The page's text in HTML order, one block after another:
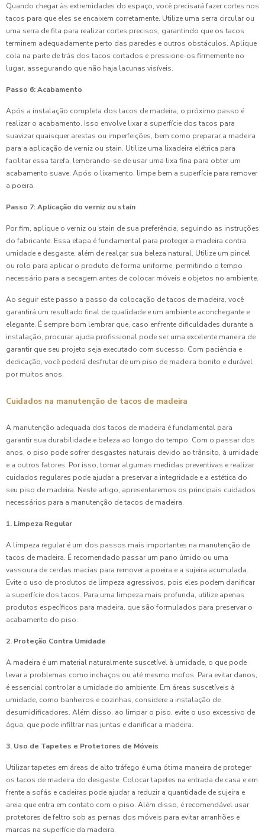
Quando chegar às extremidades do espaço, você precisará fazer cortes nos
tacos para que eles se encaixem corretamente. Utilize uma serra circular ou
uma serra de fita para realizar cortes precisos, garantindo que os tacos
terminem adequadamente perto das paredes e outros obstáculos. Aplique
cola na parte de trás dos tacos cortados e pressione-os firmemente no
lugar, assegurando que não haja lacunas visíveis.
Passo 6: Acabamento
Após a instalação completa dos tacos de madeira, o próximo passo é
realizar o acabamento. Isso envolve lixar a superfície dos tacos para
suavizar quaisquer arestas ou imperfeições, bem como preparar a madeira
para a aplicação de verniz ou stain. Utilize uma lixadeira elétrica para
facilitar essa tarefa, lembrando-se de usar uma lixa fina para obter um
acabamento suave. Após o lixamento, limpe bem a superfície para remover
a poeira.
Passo 7: Aplicação do verniz ou stain
Por fim, aplique o verniz ou stain de sua preferência, seguindo as instruções
do fabricante. Essa etapa é fundamental para proteger a madeira contra
umidade e desgaste, além de realçar sua beleza natural. Utilize um pincel
ou rolo para aplicar o produto de forma uniforme, permitindo o tempo
necessário para a secagem antes de colocar móveis e objetos no ambiente.
Ao seguir este passo a passo da colocação de tacos de madeira, você
garantirá um resultado final de qualidade e um ambiente aconchegante e
elegante. É sempre bom lembrar que, caso enfrente dificuldades durante a
instalação, procurar ajuda profissional pode ser uma excelente maneira de
garantir que seu projeto seja executado com sucesso. Com paciência e
dedicação, você poderá desfrutar de um piso de madeira bonito e durável
por muitos anos.
Cuidados na manutenção de tacos de madeira
A manutenção adequada dos tacos de madeira é fundamental para
garantir sua durabilidade e beleza ao longo do tempo. Com o passar dos
anos, o piso pode sofrer desgastes naturais devido ao trânsito, à umidade
e a outros fatores. Por isso, tomar algumas medidas preventivas e realizar
cuidados regulares pode ajudar a preservar a integridade e a estética do
seu piso de madeira. Neste artigo, apresentaremos os principais cuidados
necessários para a manutenção de tacos de madeira.
1. Limpeza Regular
A limpeza regular é um dos passos mais importantes na manutenção de
tacos de madeira. É recomendado passar um pano úmido ou uma
vassoura de cerdas macias para remover a poeira e a sujeira acumulada.
Evite o uso de produtos de limpeza agressivos, pois eles podem danificar
a superfície dos tacos. Para uma limpeza mais profunda, utilize apenas
produtos específicos para madeira, que são formulados para preservar o
acabamento do piso.
2. Proteção Contra Umidade
A madeira é um material naturalmente suscetível à umidade, o que pode
levar a problemas como inchaços ou até mesmo mofos. Para evitar danos,
é essencial controlar a umidade do ambiente. Em áreas suscetíveis à
umidade, como banheiros e cozinhas, considere a instalação de
desumidificadores. Além disso, ao limpar o piso, evite o uso excessivo de
água, que pode infiltrar nas juntas e danificar a madeira.
3. Uso de Tapetes e Protetores de Móveis
Utilizar tapetes em áreas de alto tráfego é uma ótima maneira de proteger
os tacos de madeira do desgaste. Colocar tapetes na entrada de casa e em
frente a sofás e cadeiras pode ajudar a reduzir a quantidade de sujeira e
areia que entra em contato com o piso. Além disso, é recomendável usar
protetores de feltro sob as pernas dos móveis para evitar arranhões e
marcas na superfície da madeira.